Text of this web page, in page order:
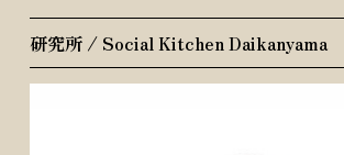
研究所 / Social Kitchen Daikanyama